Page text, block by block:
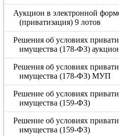
Аукцион в электронной
(приватизация) 9 лотов
Решения об условиях
имущества (178-ФЗ)
Решения об условиях
имущества (178-ФЗ) МУП
Решение об условиях
имущества (159-ФЗ)
Решение об условиях
имущества (159-ФЗ)